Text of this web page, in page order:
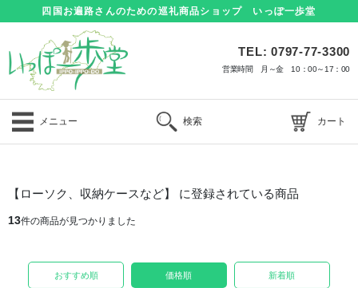
四国お遍路さんのための巡礼商品ショップ いっぽ一歩堂
TEL: 0797-77-3300
営業時間 月～金 10：00～17：00
メニュー 検索 カート
【ローソク、収納ケースなど】 に登録されている商品
13件の商品が見つかりました
おすすめ順 価格順 新着順